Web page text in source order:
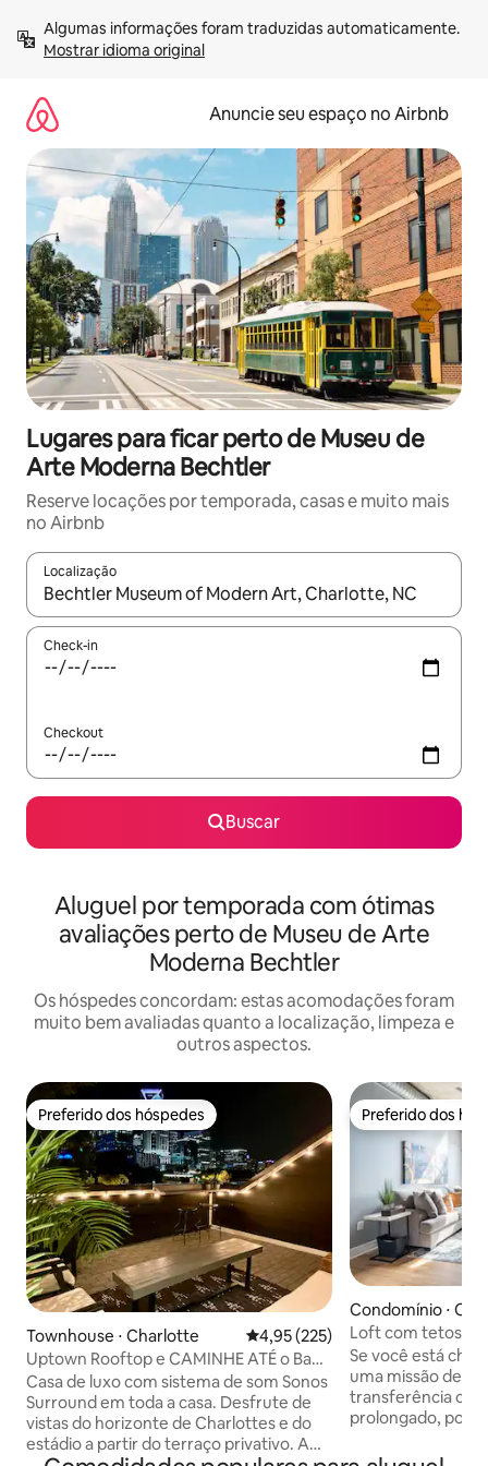
para
Mostrar idioma original
Anuncie seu espaço no Airbnb
Lugares para ficar perto de Museu de
Arte Moderna Bechtler
Reserve locações por temporada, casas e muito mais
no Airbnb
Localização
Quando os resultados estiverem disponíveis, explore-os
Check-in
Checkout
Buscar
Aluguel por temporada com ótimas
avaliações perto de Museu de Arte
Moderna Bechtler
Os hóspedes concordam: estas acomodações foram
muito bem avaliadas quanto a localização, limpeza e
outros aspectos.
Preferido dos hóspedes
Preferido dos hóspedes
Townhouse ⋅ Charlotte 4,95 de uma avaliação média de
4,95 (225)
Uptown Rooftop e CAMINHE ATÉ o Bank
of America Stadium!
Casa de luxo com sistema de som Sonos
Surround em toda a casa. Desfrute de
vistas do horizonte de Charlottes e do
estádio a partir do terraço privativo. A
Preferido dos
Preferido dos
Condomínio ⋅
Loft com tetos
zona nobre
Se você está
uma missão de
transferência
prolongado,
partida. Bem-